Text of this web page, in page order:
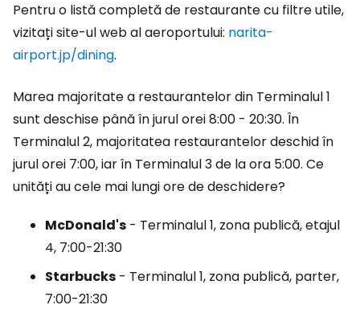
Pentru o listă completă de restaurante cu filtre utile,
vizitați site-ul web al aeroportului: narita-
airport.jp/dining.
Marea majoritate a restaurantelor din Terminalul 1
sunt deschise până în jurul orei 8:00 - 20:30. În
Terminalul 2, majoritatea restaurantelor deschid în
jurul orei 7:00, iar în Terminalul 3 de la ora 5:00. Ce
unități au cele mai lungi ore de deschidere?
McDonald's - Terminalul 1, zona publică, etajul
4, 7:00-21:30
Starbucks - Terminalul 1, zona publică, parter,
7:00-21:30